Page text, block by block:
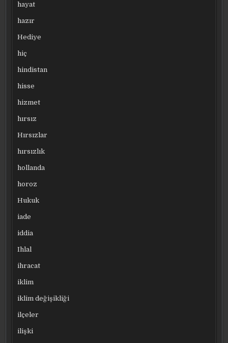
hayat
hazır
Hediye
hiç
hindistan
hisse
hizmet
hırsız
Hırsızlar
hırsızlık
hollanda
horoz
Hukuk
iade
iddia
Ihlal
ihracat
iklim
iklim değişikliği
ilçeler
ilişki